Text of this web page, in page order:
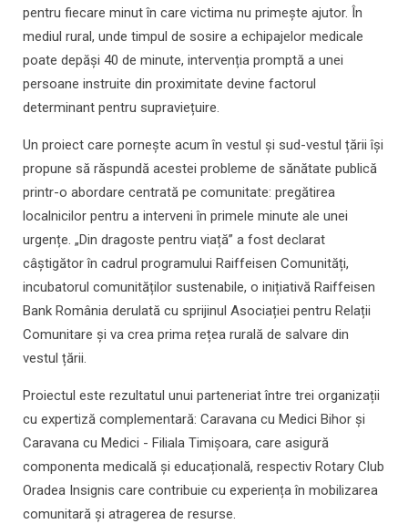
pentru fiecare minut în care victima nu primește ajutor. În
mediul rural, unde timpul de sosire a echipajelor medicale
poate depăși 40 de minute, intervenția promptă a unei
persoane instruite din proximitate devine factorul
determinant pentru supraviețuire.
Un proiect care pornește acum în vestul și sud-vestul țării își
propune să răspundă acestei probleme de sănătate publică
printr-o abordare centrată pe comunitate: pregătirea
localnicilor pentru a interveni în primele minute ale unei
urgențe. „Din dragoste pentru viață” a fost declarat
câștigător în cadrul programului Raiffeisen Comunități,
incubatorul comunităților sustenabile, o inițiativă Raiffeisen
Bank România derulată cu sprijinul Asociației pentru Relații
Comunitare și va crea prima rețea rurală de salvare din
vestul țării.
Proiectul este rezultatul unui parteneriat între trei organizații
cu expertiză complementară: Caravana cu Medici Bihor şi
Caravana cu Medici - Filiala Timișoara, care asigură
componenta medicală și educațională, respectiv Rotary Club
Oradea Insignis care contribuie cu experiența în mobilizarea
comunitară și atragerea de resurse.